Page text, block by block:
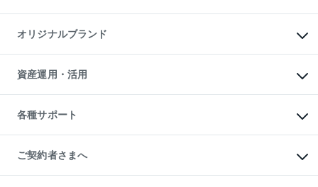
投資用マンション
アパート経営
収益物件
ビル購入（ビル一棟）
投資用不動産の売却査定
事業用不動産の売却査定
マンションライブラリー
人気マンションランキング
暮らしに役立つ不動産メディア
不動産相場・不動産価格情報
不動産コラム・ニュース
不動産用語集
不動産なんでもネット相談室
住まいの税金
オリジナルブランド
一棟リノベーションマンション
L`GENTE（ルジェンテ）
区分リノベーションマンション
投資用一棟レジデンスWELL
不動産小口投資
LEGACIA（レガシア）
資産運用・活用
不動産M&A
アセットマネジメント・出資
各種サポート
相続サポート
リフォームサポート
ご契約者さまへ